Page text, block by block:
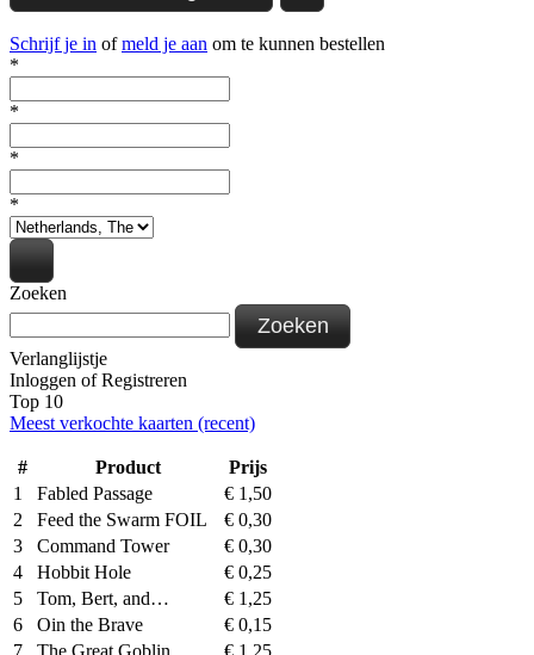
Schrijf je in ofmeld je aan om te kunnen bestellen
*
*
*
*
Zoeken
Zoeken
Verlanglijstje
Inloggen ofRegistreren
Top 10
Meest verkochte kaarten (recent)
# Product
Prijs
1
Fabled Passage € 1,50
2
Feed the Swarm FOIL € 0,30
3
Command Tower € 0,30
4
Hobbit Hole € 0,25
5
Tom, Bert, and… € 1,25
6
Oin the Brave € 0,15
7
The Great Goblin € 1,25